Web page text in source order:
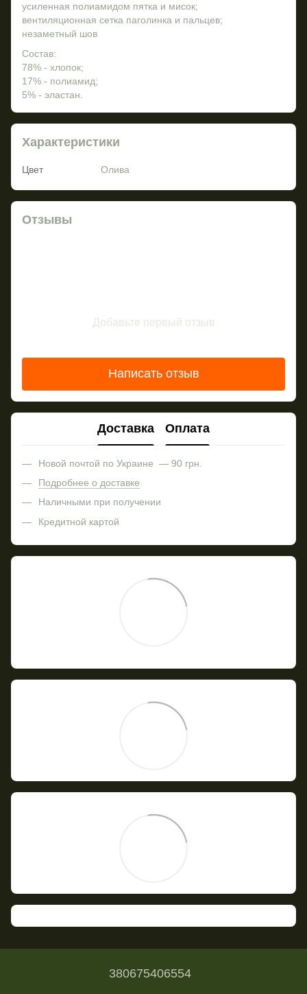
усиленная полиамидом пятка и мисок;
вентиляционная сетка паголинка и пальцев;
незаметный шов
Состав:
78% - хлопок;
17% - полиамид;
5% - эластан.
Характеристики
Цвет Олива
Отзывы
Добавьте первый отзыв
Написать отзыв
Доставка Оплата
Новой почтой по Украине — 90 грн.
Подробнее о доставке
Наличными при получении
Кредитной картой
380675406554